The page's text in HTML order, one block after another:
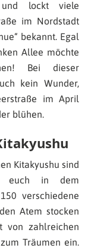
und lockt viele
im Nordstadt
bekannt. Egal
Allee möchte
Bei dieser
kein Wunder,
im April
blühen.
Kitakyushu sind
euch in dem
verschiedene
Atem stocken
von zahlreichen
Träumen ein.